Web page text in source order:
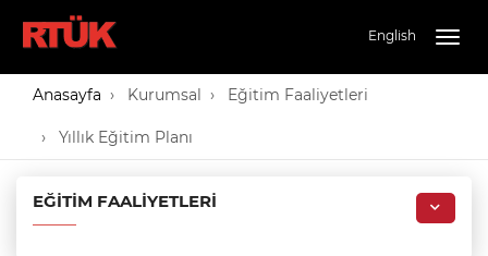
English
Anasayfa Kurumsal Eğitim Faaliyetleri
Yıllık Eğitim Planı
EĞITIM FAALIYETLERI